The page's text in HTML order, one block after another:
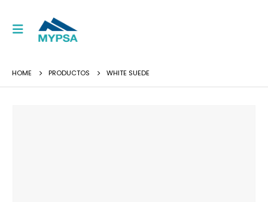
HOME PRODUCTOS WHITE SUEDE